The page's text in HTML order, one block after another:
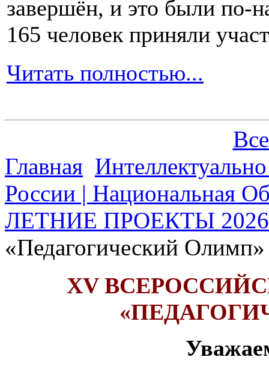
завершён, и это были по-
165 человек приняли
Читать полностью...
Главная
России | Национальная
ЛЕТНИЕ ПРОЕКТЫ 2026
«Педагогический Олимп»
XV